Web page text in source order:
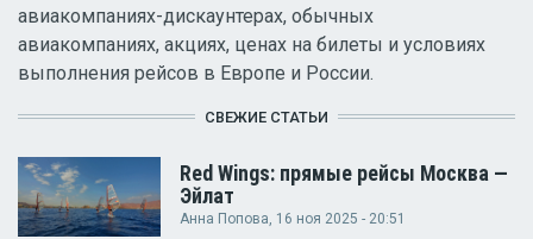
авиакомпаниях-дискаунтерах, обычных
авиакомпаниях, акциях, ценах на билеты и условиях
выполнения рейсов в Европе и России.
СВЕЖИЕ СТАТЬИ
Red Wings: прямые рейсы Москва —
Эйлат
Анна Попова, 16 ноя 2025 - 20:51